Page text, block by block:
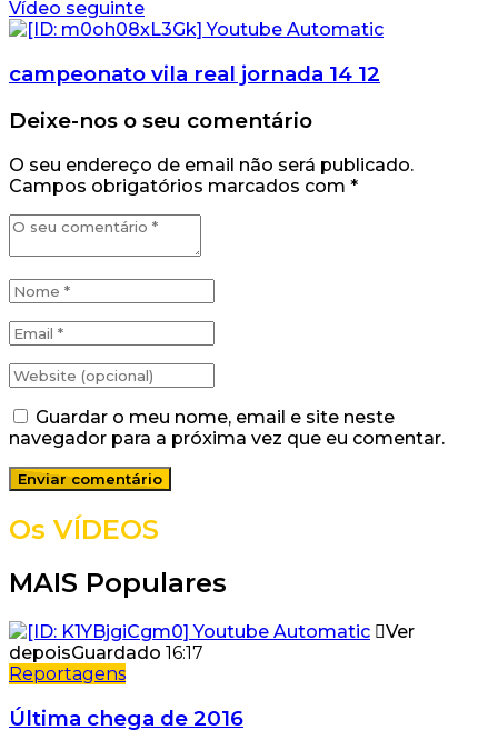
Vídeo seguinte
campeonato vila real jornada 14 12
Deixe-nos o seu comentário
O seu endereço de email não será publicado.
Campos obrigatórios marcados com *
Guardar o meu nome, email e site neste
navegador para a próxima vez que eu comentar.
Os VÍDEOS
MAIS Populares
Ver
depoisGuardado 16:17
Reportagens
Última chega de 2016